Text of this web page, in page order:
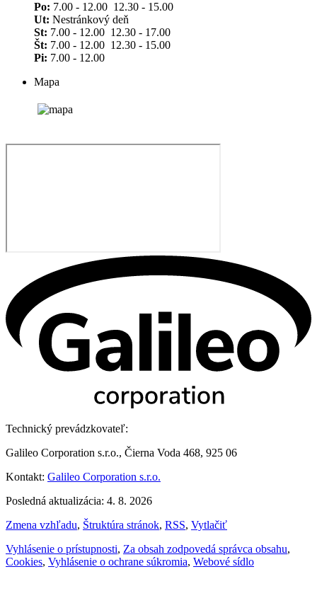
Po: 7.00 - 12.00 12.30 - 15.00
Ut: Nestránkový deň
St: 7.00 - 12.00 12.30 - 17.00
Št: 7.00 - 12.00 12.30 - 15.00
Pi: 7.00 - 12.00
Mapa
Technický prevádzkovateľ:
Galileo Corporation s.r.o., Čierna Voda 468, 925 06
Kontakt: Galileo Corporation s.r.o.
Posledná aktualizácia: 4. 8. 2026
Zmena vzhľadu, Štruktúra stránok, RSS, Vytlačiť
Vyhlásenie o prístupnosti, Za obsah zodpovedá správca obsahu,
Cookies, Vyhlásenie o ochrane súkromia, Webové sídlo